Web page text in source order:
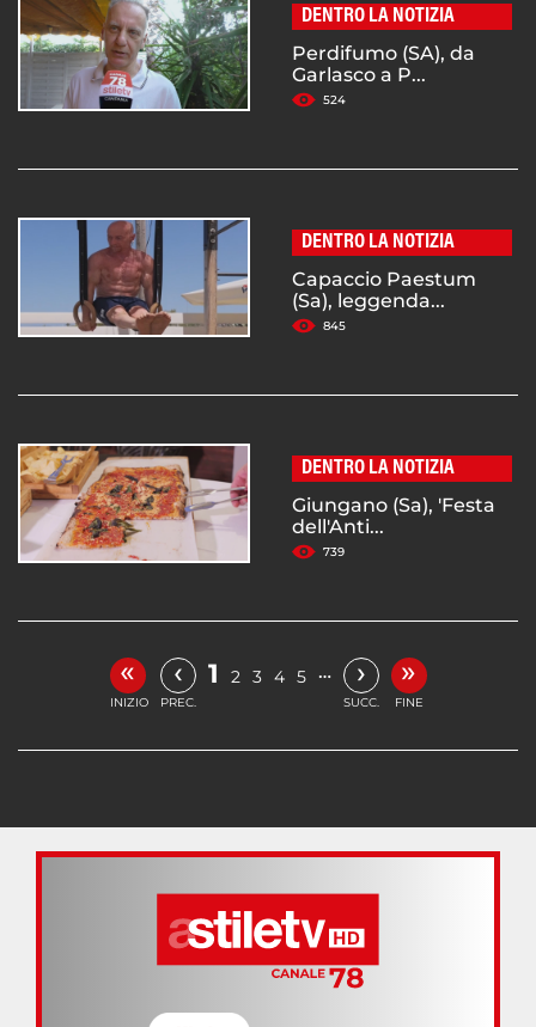
DENTRO LA NOTIZIA
Perdifumo (SA), da
Garlasco a P...
524
DENTRO LA NOTIZIA
Capaccio Paestum
(Sa), leggenda...
845
DENTRO LA NOTIZIA
Giungano (Sa), 'Festa
dell'Anti...
739
«
INIZIO
‹
PREC.
1 2 3 4 5 … ›
SUCC.
»
FINE